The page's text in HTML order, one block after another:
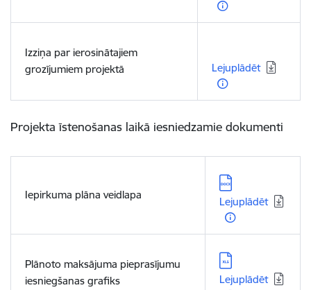
Izziņa par ierosinātajiem
grozījumiem projektā
Lejuplādēt
Projekta īstenošanas laikā iesniedzamie dokumenti
Iepirkuma plāna veidlapa
Lejupielādēt:
Lejuplādēt
Plānoto maksājuma pieprasījumu
iesniegšanas grafiks
Lejupielādēt:
Lejuplādēt